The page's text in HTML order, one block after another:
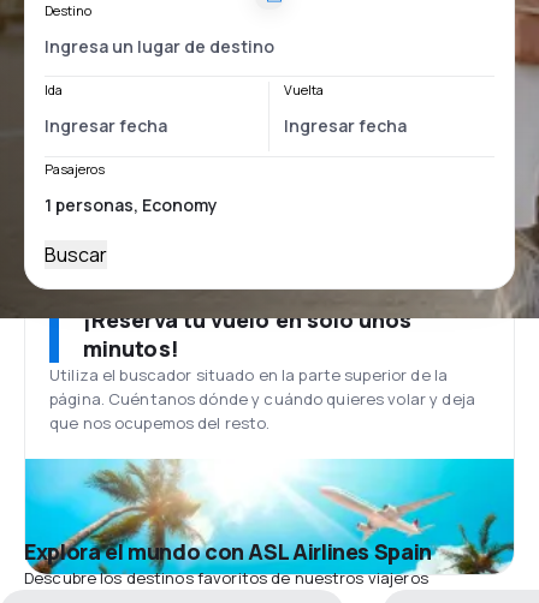
Destino
Ida Vuelta
Pasajeros
Buscar
¡Reserva tu vuelo en solo unos
minutos!
Utiliza el buscador situado en la parte superior de la
página. Cuéntanos dónde y cuándo quieres volar y deja
que nos ocupemos del resto.
Explora el mundo con ASL Airlines Spain
Descubre los destinos favoritos de nuestros viajeros